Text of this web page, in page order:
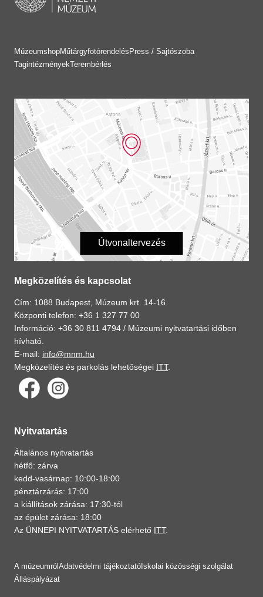
MúzeumshopMűtárgyfotórendelés Press / Sajtószoba
TagintézményekTerembérlés
Útvonaltervezés
Megközelítés és kapcsolat
Cím: 1088 Budapest, Múzeum krt. 14-16.
Központi telefon: +36 1 327 77 00
Információ: +36 30 811 4794 / Múzeumi nyitvatartási időben
hívható.
E-mail: info@mnm.hu
Megközelítés és parkolás lehetőségei ITT.
Nyitvatartás
Általános nyitvatartás
hétfő: zárva
kedd-vasárnap: 10:00-18:00
pénztárzárás: 17:00
a kiállítások zárása: 17:30-tól
az épület zárása: 18:00
Az ÜNNEPI NYITVATARTÁS elérhető ITT.
A múzeumról Adatvédelmi tájékoztató Iskolai közösségi szolgálat
Álláspályázat